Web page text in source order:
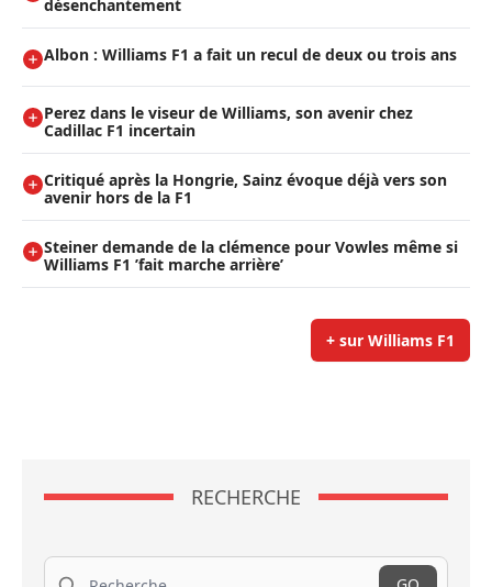
désenchantement
Albon : Williams F1 a fait un recul de deux ou trois ans
Perez dans le viseur de Williams, son avenir chez
Cadillac F1 incertain
Critiqué après la Hongrie, Sainz évoque déjà vers son
avenir hors de la F1
Steiner demande de la clémence pour Vowles même si
Williams F1 ’fait marche arrière’
+ sur Williams F1
RECHERCHE
Recherche